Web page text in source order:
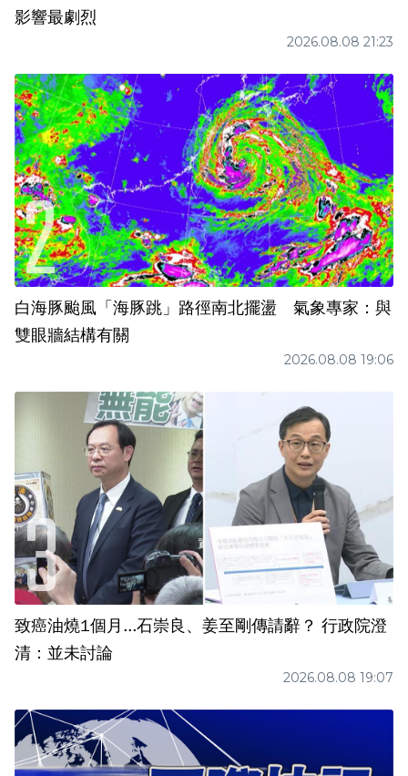
影響最劇烈
2026.08.08 21:23
白海豚颱風「海豚跳」路徑南北擺盪 氣象專家：與
雙眼牆結構有關
2026.08.08 19:06
致癌油燒1個月...石崇良、姜至剛傳請辭？ 行政院澄
清：並未討論
2026.08.08 19:07